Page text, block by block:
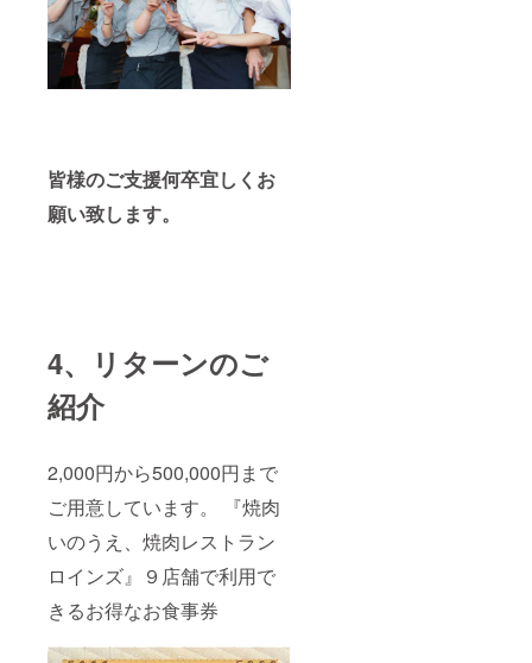
皆様のご支援何卒宜しくお
願い致します。
4、リターンのご
紹介
2,000円から500,000円まで
ご用意しています。 『焼肉
いのうえ、焼肉レストラン
ロインズ』９店舗で利用で
きるお得なお食事券